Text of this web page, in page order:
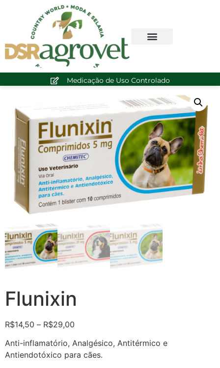
Medicação de Uso Controlado
Flunixin
R$14,50 – R$29,00
Anti-inflamatório, Analgésico, Antitérmico e
Antiendotóxico para cães.